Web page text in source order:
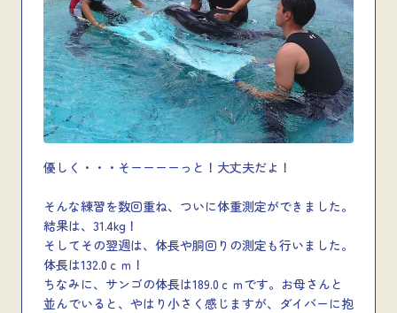
優しく・・・そーーーーっと！大丈夫だよ！
そんな練習を数回重ね、ついに体重測定ができました。
結果は、31.4kg！
そしてその翌週は、体長や胴回りの測定も行いました。
体長は132.0ｃｍ！
ちなみに、サンゴの体長は189.0ｃｍです。お母さんと
並んでいると、やはり小さく感じますが、ダイバーに抱